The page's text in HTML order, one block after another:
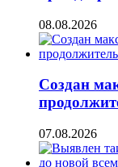
08.08.2026
Создан
07.08.2026